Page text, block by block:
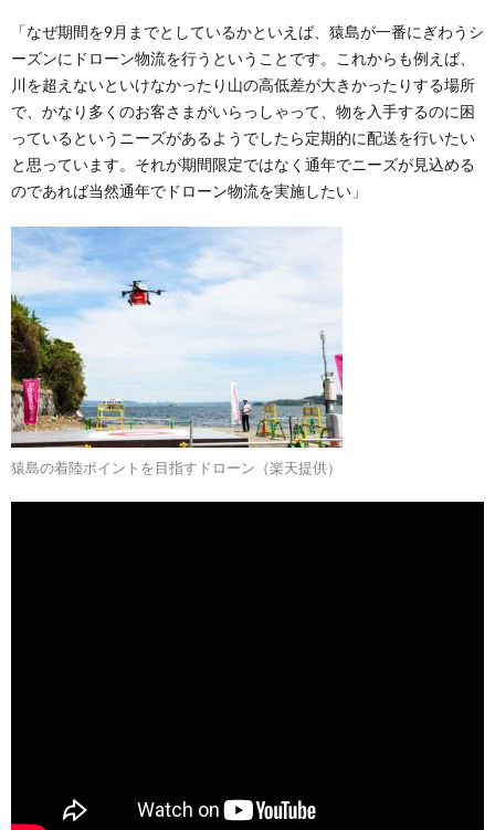
「なぜ期間を9月までとしているかといえば、猿島が一番にぎわうシ
ーズンにドローン物流を行うということです。これからも例えば、
川を超えないといけなかったり山の高低差が大きかったりする場所
で、かなり多くのお客さまがいらっしゃって、物を入手するのに困
っているというニーズがあるようでしたら定期的に配送を行いたい
と思っています。それが期間限定ではなく通年でニーズが見込める
のであれば当然通年でドローン物流を実施したい」
猿島の着陸ポイントを目指すドローン（楽天提供）